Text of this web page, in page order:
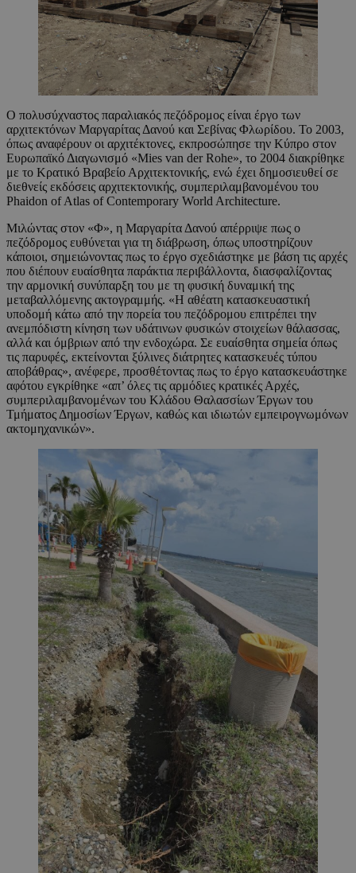
Ο πολυσύχναστος παραλιακός πεζόδρομος είναι έργο των
αρχιτεκτόνων Μαργαρίτας Δανού και Σεβίνας Φλωρίδου. Το 2003,
όπως αναφέρουν οι αρχιτέκτονες, εκπροσώπησε την Κύπρο στον
Ευρωπαϊκό Διαγωνισμό «Mies van der Rohe», το 2004 διακρίθηκε
με το Κρατικό Βραβείο Αρχιτεκτονικής, ενώ έχει δημοσιευθεί σε
διεθνείς εκδόσεις αρχιτεκτονικής, συμπεριλαμβανομένου του
Phaidon of Atlas of Contemporary World Architecture.
Μιλώντας στον «Φ», η Μαργαρίτα Δανού απέρριψε πως ο
πεζόδρομος ευθύνεται για τη διάβρωση, όπως υποστηρίζουν
κάποιοι, σημειώνοντας πως το έργο σχεδιάστηκε με βάση τις αρχές
που διέπουν ευαίσθητα παράκτια περιβάλλοντα, διασφαλίζοντας
την αρμονική συνύπαρξη του με τη φυσική δυναμική της
μεταβαλλόμενης ακτογραμμής. «Η αθέατη κατασκευαστική
υποδομή κάτω από την πορεία του πεζόδρομου επιτρέπει την
ανεμπόδιστη κίνηση των υδάτινων φυσικών στοιχείων θάλασσας,
αλλά και όμβριων από την ενδοχώρα. Σε ευαίσθητα σημεία όπως
τις παρυφές, εκτείνονται ξύλινες διάτρητες κατασκευές τύπου
αποβάθρας», ανέφερε, προσθέτοντας πως το έργο κατασκευάστηκε
αφότου εγκρίθηκε «απ’ όλες τις αρμόδιες κρατικές Αρχές,
συμπεριλαμβανομένων του Κλάδου Θαλασσίων Έργων του
Τμήματος Δημοσίων Έργων, καθώς και ιδιωτών εμπειρογνωμόνων
ακτομηχανικών».